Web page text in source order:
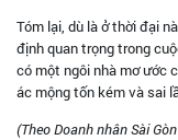
Tóm lại, dù là ở thời đại
định quan trọng trong
có một ngôi nhà mơ ước
ác mộng tốn kém và sai
(Theo Doanh nhân Sài